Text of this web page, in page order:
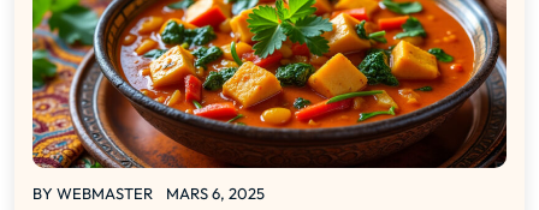
BY WEBMASTER MARS 6, 2025